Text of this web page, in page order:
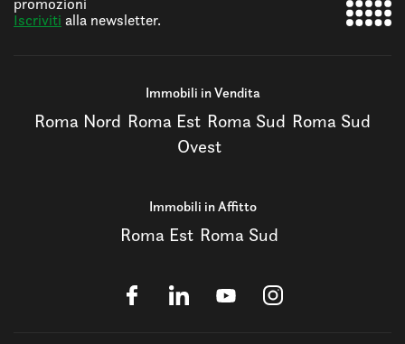
promozioni
Iscriviti alla newsletter.
Immobili in Vendita
Roma Nord Roma Est Roma Sud Roma Sud
Ovest
Immobili in Affitto
Roma Est Roma Sud